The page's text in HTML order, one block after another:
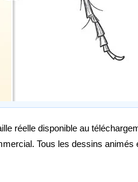
réelle disponible au
Tous les dessins